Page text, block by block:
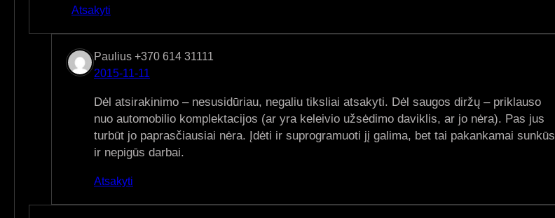
Atsakyti
Paulius +370 614 31111
2015-11-11
Dėl atsirakinimo – nesusidūriau, negaliu tiksliai atsakyti. Dėl saugos diržų – priklauso
nuo automobilio komplektacijos (ar yra keleivio užsėdimo daviklis, ar jo nėra). Pas jus
turbūt jo paprasčiausiai nėra. Įdėti ir suprogramuoti jį galima, bet tai pakankamai sunkūs
ir nepigūs darbai.
Atsakyti